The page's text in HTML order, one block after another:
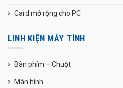
Card mở rộng cho PC
LINH KIỆN MÁY TÍNH
Bàn phím – Chuột
Màn hình